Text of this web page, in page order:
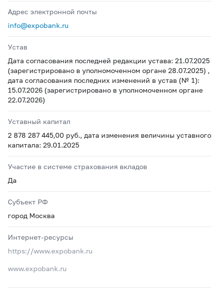
Адрес электронной почты
info@expobank.ru
Устав
Дата согласования последней редакции устава: 21.07.2025
(зарегистрировано в уполномоченном органе 28.07.2025) ,
дата согласования последних изменений в устав (№ 1):
15.07.2026 (зарегистрировано в уполномоченном органе
22.07.2026)
Уставный капитал
2 878 287 445,00 руб., дата изменения величины уставного
капитала: 29.01.2025
Участие в системе страхования вкладов
Да
Субъект РФ
город Москва
Интернет-ресурсы
https://www.expobank.ru
www.expobank.ru